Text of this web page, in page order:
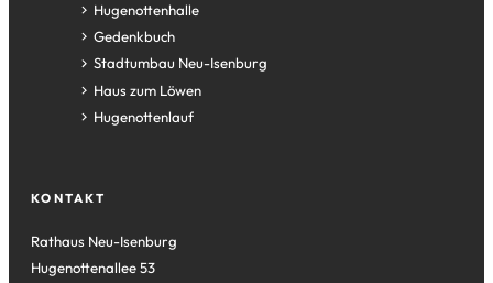
Hugenottenhalle
(Öffnet
in
einem
neuen
Tab)
Gedenkbuch
(Öffnet
in
einem
neuen
Stadtumbau Neu-Isenburg
(Öffnet
in
einem
Haus zum Löwen
(Öffnet
in
Tab)
Hugenottenlauf
(Öffnet
neuen
KONTAKT
Rathaus Neu-Isenburg
Hugenottenallee 53